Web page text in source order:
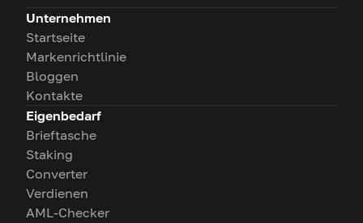
Unternehmen
Startseite
Markenrichtlinie
Bloggen
Kontakte
Eigenbedarf
Brieftasche
Staking
Converter
Verdienen
AML-Checker